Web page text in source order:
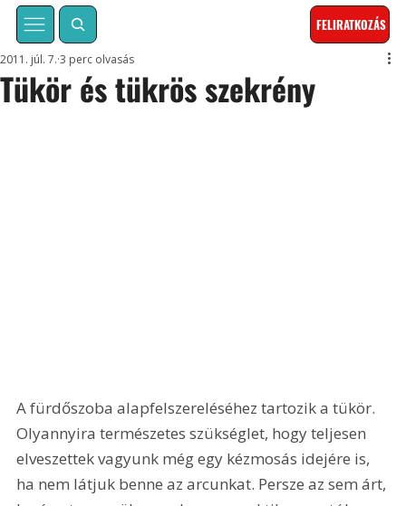
FELIRATKOZÁS
Tükör és tükrös szekrény
2011. júl. 7. 3 perc olvasás
A fürdőszoba alapfelszereléséhez tartozik a tükör.
Olyannyira természetes szükséglet, hogy teljesen
elveszettek vagyunk még egy kézmosás idejére is,
ha nem látjuk benne az arcunkat. Persze az sem árt,